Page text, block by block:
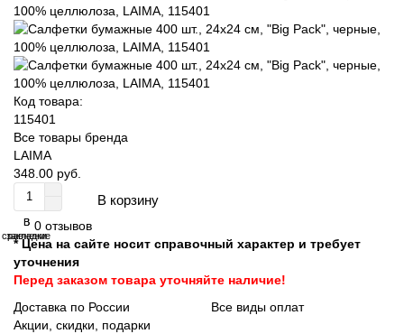
Код товара:
115401
Все товары бренда
LAIMA
348.00 руб.
В корзину
В
закладки
В
сравнение
0 отзывов
* Цена на сайте носит справочный характер и требует
уточнения
Перед заказом товара уточняйте наличие!
Доставка по России
Все виды оплат
Акции, скидки, подарки